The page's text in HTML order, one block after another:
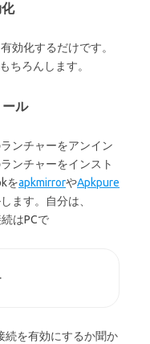
効化するだけです。
ちろんします。
ル
ンチャーをアンイン
ンチャーをインスト
をapkmirrorやApkpure
ます。自分は、
はPCで
続を有効にするか聞か